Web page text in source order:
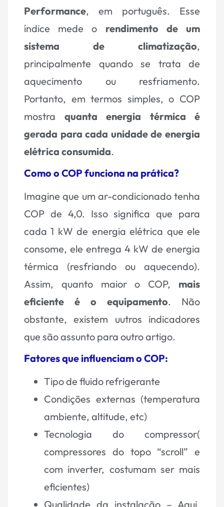
Performance, em português. Esse
índice mede o rendimento de um
sistema de climatização,
principalmente quando se trata de
aquecimento ou resfriamento.
Portanto, em termos simples, o COP
mostra quanta energia térmica é
gerada para cada unidade de energia
elétrica consumida.
Como o COP funciona na prática?
Imagine que um ar-condicionado tenha
COP de 4,0. Isso significa que para
cada 1 kW de energia elétrica que ele
consome, ele entrega 4 kW de energia
térmica (resfriando ou aquecendo).
Assim, quanto maior o COP, mais
eficiente é o equipamento. Não
obstante, existem uutros indicadores
que são assunto para outro artigo.
Fatores que influenciam o COP:
Tipo de fluido refrigerante
Condições externas (temperatura
ambiente, altitude, etc)
Tecnologia do compressor(
compressores do topo “scroll” e
com inverter, costumam ser mais
eficientes)
Qualidade da instalação – Aqui,